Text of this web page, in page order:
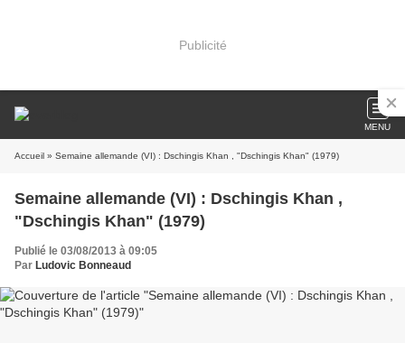
Publicité
MENU
Accueil » Semaine allemande (VI) : Dschingis Khan , "Dschingis Khan" (1979)
Semaine allemande (VI) : Dschingis Khan ,
"Dschingis Khan" (1979)
Publié le 03/08/2013 à 09:05
Par Ludovic Bonneaud